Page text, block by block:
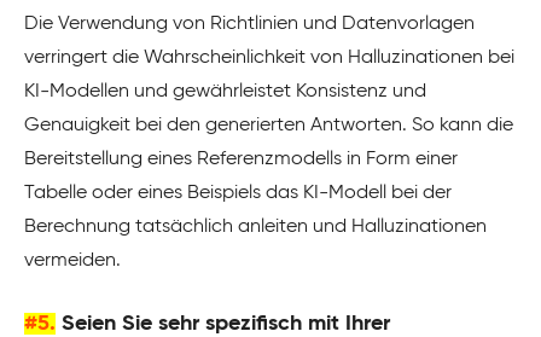
Die Verwendung von Richtlinien und Datenvorlagen
verringert die Wahrscheinlichkeit von Halluzinationen bei
KI-Modellen und gewährleistet Konsistenz und
Genauigkeit bei den generierten Antworten. So kann die
Bereitstellung eines Referenzmodells in Form einer
Tabelle oder eines Beispiels das KI-Modell bei der
Berechnung tatsächlich anleiten und Halluzinationen
vermeiden.
#5. Seien Sie sehr spezifisch mit Ihrer